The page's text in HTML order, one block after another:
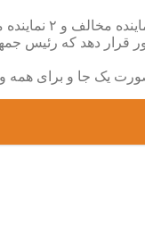
قرار دهد که